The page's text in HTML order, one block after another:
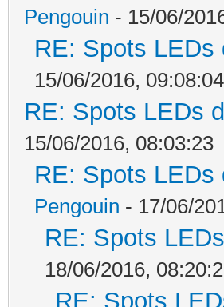
Pengouin - 15/06/
RE: Spots
15/06/2016, 09:08:04
RE: Spots LEDs
15/06/2016, 08:03:23
RE: Spots
Pengouin - 17/06/
RE: Spots
18/06/2016,
RE: Spots